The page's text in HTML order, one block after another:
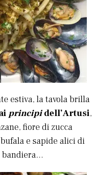
estiva, la tavola brilla
principidell’Artusi,
fiore di zucca
e sapide alici di
bandiera…